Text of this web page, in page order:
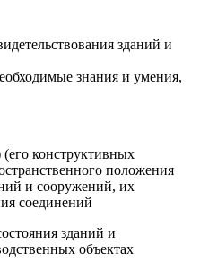
зданий и
знания и умения,
конструктивных
положения
и сооружений, их
соединений
зданий и
объектах